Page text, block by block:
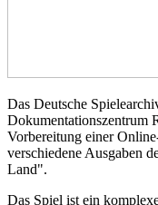
Das Deutsche
Dokumentationszentrum
Vorbereitung einer
verschiedene Ausgaben
Land".
Das Spiel ist ein